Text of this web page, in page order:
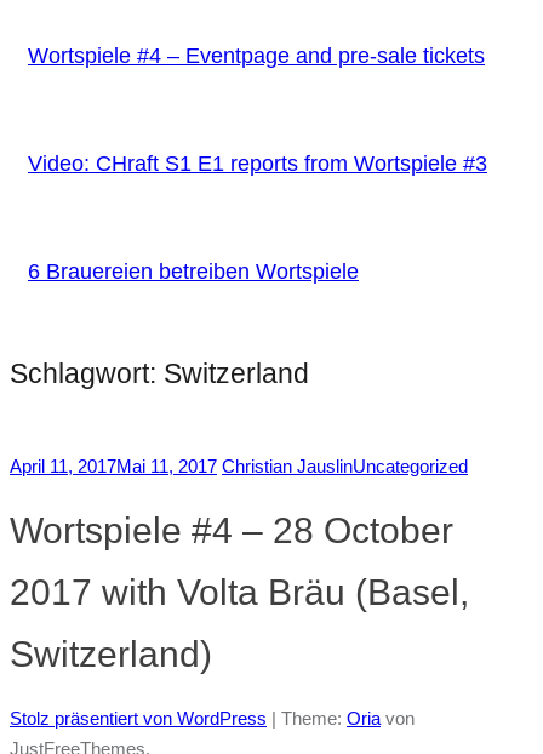
Wortspiele #4 – Eventpage and pre-sale tickets
Video: CHraft S1 E1 reports from Wortspiele #3
6 Brauereien betreiben Wortspiele
Schlagwort: Switzerland
April 11, 2017Mai 11, 2017 Christian JauslinUncategorized
Wortspiele #4 – 28 October
2017 with Volta Bräu (Basel,
Switzerland)
Stolz präsentiert von WordPress | Theme: Oria von
JustFreeThemes.